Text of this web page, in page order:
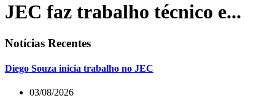
JEC faz trabalho técnico e...
Notícias Recentes
Diego Souza inicia trabalho no JEC
03/08/2026